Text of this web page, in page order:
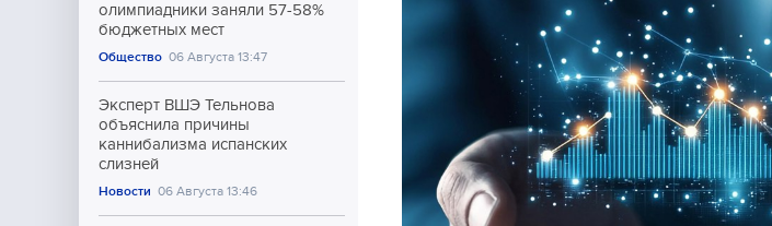
олимпиадники заняли 57-58%
бюджетных мест
Общество 06 Августа 13:47
Эксперт ВШЭ Тельнова
объяснила причины
каннибализма испанских
слизней
Новости 06 Августа 13:46